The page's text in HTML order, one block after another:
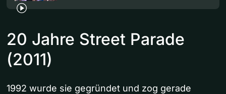
20 Jahre Street Parade
(2011)
1992 wurde sie gegründet und zog gerade